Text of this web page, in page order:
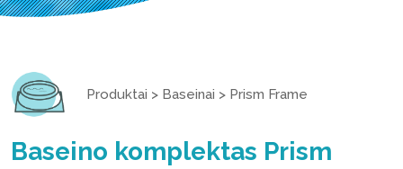
Produktai > Baseinai > Prism Frame
Baseino komplektas Prism